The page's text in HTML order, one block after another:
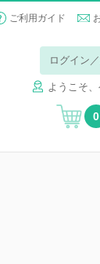
ご利用ガイド
ログイン
ようこそ
0